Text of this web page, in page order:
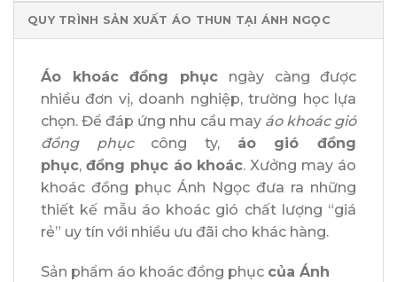
QUY TRÌNH SẢN XUẤT ÁO THUN TẠI ÁNH NGỌC
Áo khoác đồng phục ngày càng được
nhiều đơn vị, doanh nghiệp, trường học lựa
chọn. Để đáp ứng nhu cầu may áo khoác gió
đồng phụccông ty, áo gió đồng
phục, đồng phục áo khoác. Xưởng may áo
khoác đồng phục Ánh Ngọc đưa ra những
thiết kế mẫu áo khoác gió chất lượng “giá
rẻ” uy tín với nhiều ưu đãi cho khác hàng.
Sản phẩm áo khoác đồng phục của Ánh